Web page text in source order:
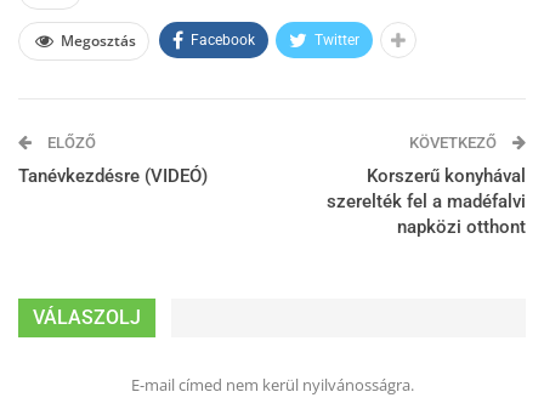
Megosztás Facebook Twitter
ELŐZŐ
Tanévkezdésre (VIDEÓ)
KÖVETKEZŐ
Korszerű konyhával
szerelték fel a madéfalvi
napközi otthont
VÁLASZOLJ
E-mail címed nem kerül nyilvánosságra.